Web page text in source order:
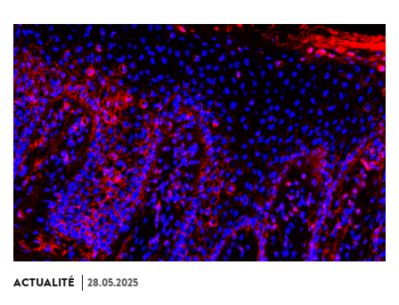
ACTUALITÉ 28.05.2025